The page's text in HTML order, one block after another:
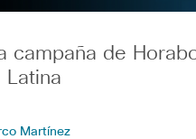
campaña de
Latina
Martínez